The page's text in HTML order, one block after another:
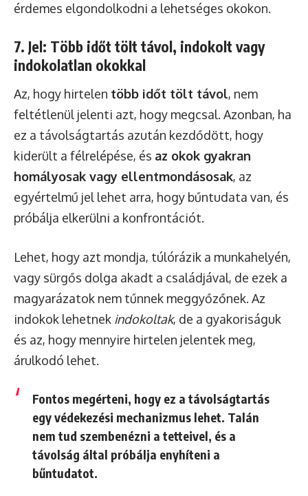
érdemes elgondolkodni a lehetséges okokon.
7. Jel: Több időt tölt távol, indokolt vagy
indokolatlan okokkal
Az, hogy hirtelen több időt tölt távol, nem
feltétlenül jelenti azt, hogy megcsal. Azonban, ha
ez a távolságtartás azután kezdődött, hogy
kiderült a félrelépése, és az okok gyakran
homályosak vagy ellentmondásosak, az
egyértelmű jel lehet arra, hogy bűntudata van, és
próbálja elkerülni a konfrontációt.
Lehet, hogy azt mondja, túlórázik a munkahelyén,
vagy sürgős dolga akadt a családjával, de ezek a
magyarázatok nem tűnnek meggyőzőnek. Az
indokok lehetnek indokoltak, de a gyakoriságuk
és az, hogy mennyire hirtelen jelentek meg,
árulkodó lehet.
Fontos megérteni, hogy ez a távolságtartás
egyvédekezési mechanizmus lehet. Talán
nem tud szembenézni a tetteivel, és a
távolság által próbálja enyhíteni a
bűntudatot.